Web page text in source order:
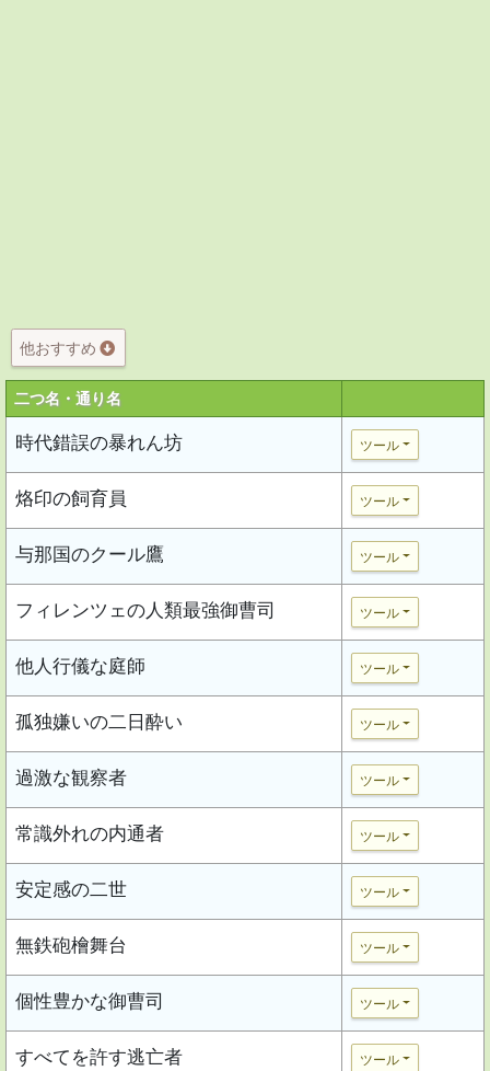
他おすすめ
二つ名・通り名
時代錯誤の暴れん坊 ツール
烙印の飼育員 ツール
与那国のクール鷹 ツール
フィレンツェの人類最強御曹司 ツール
他人行儀な庭師 ツール
孤独嫌いの二日酔い ツール
過激な観察者 ツール
常識外れの内通者 ツール
安定感の二世 ツール
無鉄砲檜舞台 ツール
個性豊かな御曹司 ツール
すべてを許す逃亡者 ツール